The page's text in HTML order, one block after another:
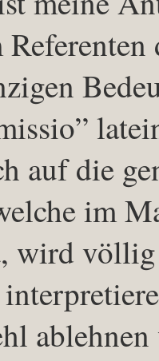
auf die
im
völlig